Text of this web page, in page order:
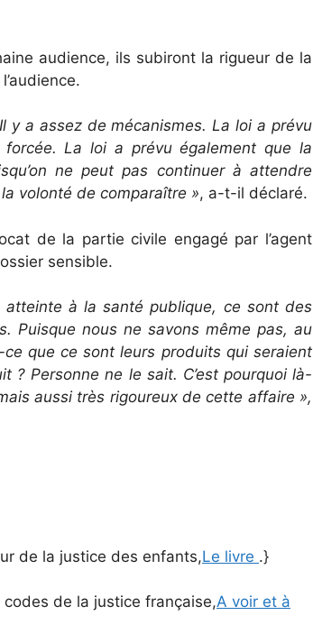
audience, ils subiront la rigueur de la
y a assez de mécanismes. La loi a prévu
La loi a prévu également que la
ne peut pas continuer à attendre
volonté de comparaître », a-t-il déclaré.
de la partie civile engagé par l’agent
sensible.
à la santé publique, ce sont des
Puisque nous ne savons même pas, au
que ce sont leurs produits qui seraient
? Personne ne le sait. C’est pourquoi là-
aussi très rigoureux de cette affaire »,
de la justice des enfants,Le livre .}
codes de la justice française,A voir et à